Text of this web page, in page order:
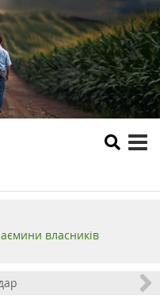
власників